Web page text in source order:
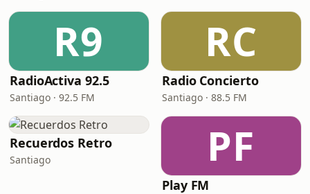
R9
RadioActiva 92.5
Santiago · 92.5 FM
RC
Radio Concierto
Santiago · 88.5 FM
Recuerdos Retro
Santiago PF
Play FM